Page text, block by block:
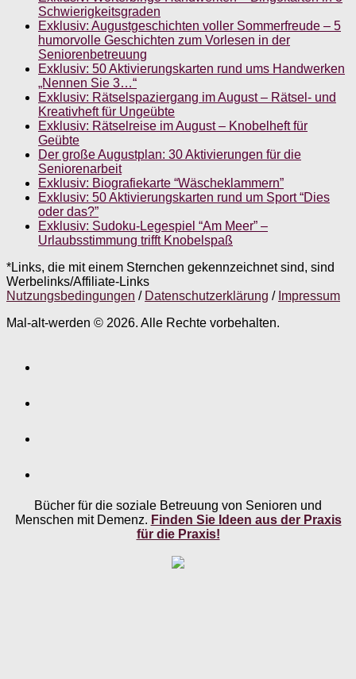
Schwierigkeitsgraden
Exklusiv: Augustgeschichten voller Sommerfreude – 5
humorvolle Geschichten zum Vorlesen in der
Seniorenbetreuung
Exklusiv: 50 Aktivierungskarten rund ums Handwerken
„Nennen Sie 3…“
Exklusiv: Rätselspaziergang im August – Rätsel- und
Kreativheft für Ungeübte
Exklusiv: Rätselreise im August – Knobelheft für
Geübte
Der große Augustplan: 30 Aktivierungen für die
Seniorenarbeit
Exklusiv: Biografiekarte “Wäscheklammern”
Exklusiv: 50 Aktivierungskarten rund um Sport “Dies
oder das?”
Exklusiv: Sudoku-Legespiel “Am Meer” –
Urlaubsstimmung trifft Knobelspaß
*Links, die mit einem Sternchen gekennzeichnet sind, sind
Werbelinks/Affiliate-Links
Nutzungsbedingungen / Datenschutzerklärung / Impressum
Mal-alt-werden © 2026. Alle Rechte vorbehalten.
Bücher für die soziale Betreuung von Senioren und
Menschen mit Demenz. Finden Sie Ideen aus der Praxis
für die Praxis!